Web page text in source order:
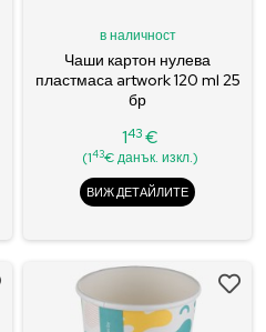
в наличност
Чаши картон нулева
пластмаса artwork 120 ml 25
бр
Цена
143 €
(143€ данък. изкл.)
ВИЖ ДЕТАЙЛИТЕ